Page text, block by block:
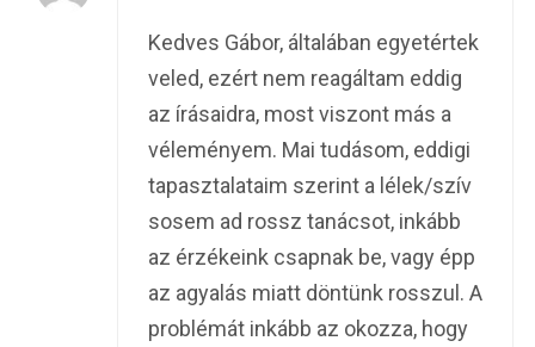
Kedves Gábor, általában egyetértek
veled, ezért nem reagáltam eddig
az írásaidra, most viszont más a
véleményem. Mai tudásom, eddigi
tapasztalataim szerint a lélek/szív
sosem ad rossz tanácsot, inkább
az érzékeink csapnak be, vagy épp
az agyalás miatt döntünk rosszul. A
problémát inkább az okozza, hogy